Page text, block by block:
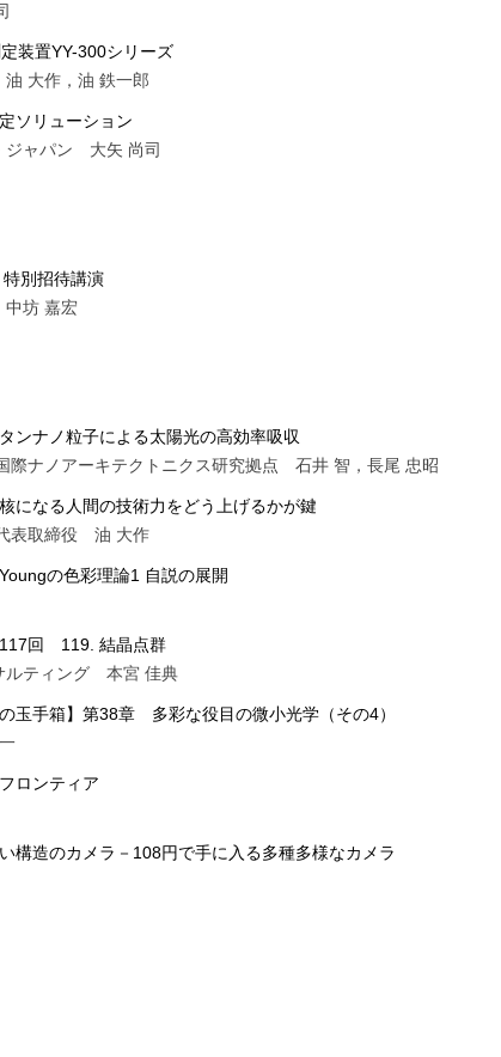
装置YY-300シリーズ
大作，油 鉄一郎
ソリューション
ジャパン 大矢 尚司
別招待講演
坊 嘉宏
ンナノ粒子による太陽光の高効率吸収
際ナノアーキテクトニクス研究拠点 石井 智，長尾 忠昭
になる人間の技術力をどう上げるかが鍵
表取締役 油 大作
の色彩理論1 自説の展開
回 119. 結晶点群
ルティング 本宮 佳典
玉手箱】第38章 多彩な役目の微小光学（その4）
ロンティア
構造のカメラ－108円で手に入る多種多様なカメラ